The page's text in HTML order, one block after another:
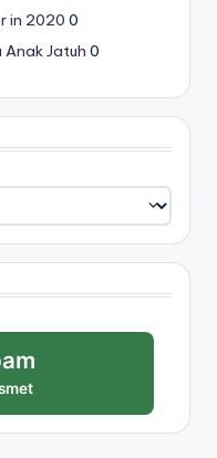
in 2020 0
Anak Jatuh 0